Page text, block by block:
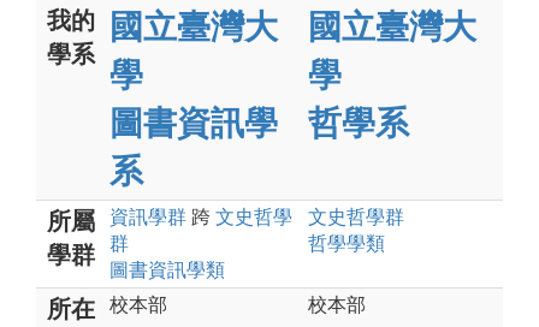
我的
學系
國立臺灣大
學
圖書資訊學
系
國立臺灣大
學
哲學系
所屬
學群
資訊學群 跨 文史哲學
群
圖書資訊學類
文史哲學群
哲學學類
所在
校本部
校本部